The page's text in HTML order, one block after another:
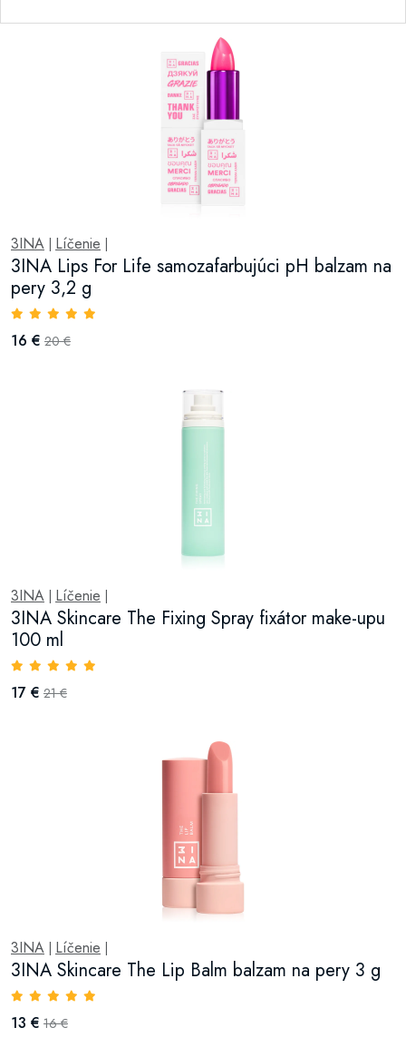
3INA Líčenie
3INA Lips For Life samozafarbujúci pH balzam na
pery 3,2 g
16 € 20 €
3INA Líčenie
3INA Skincare The Fixing Spray fixátor make-upu
100 ml
17 € 21 €
3INA Líčenie
3INA Skincare The Lip Balm balzam na pery 3 g
13 € 16 €